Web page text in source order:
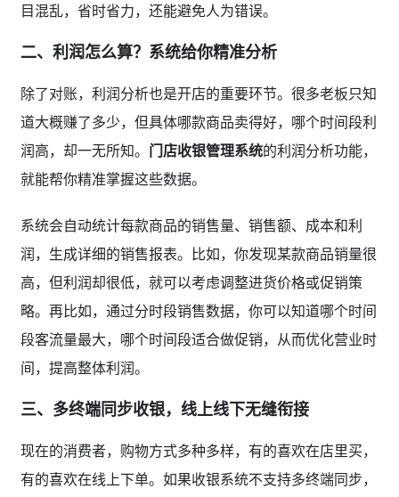
目混乱，省时省力，还能避免人为错误。
二、利润怎么算？系统给你精准分析
除了对账，利润分析也是开店的重要环节。很多老板只知
道大概赚了多少，但具体哪款商品卖得好，哪个时间段利
润高，却一无所知。 门店收银管理系统的利润分析功能，
就能帮你精准掌握这些数据。
系统会自动统计每款商品的销售量、销售额、成本和利
润，生成详细的销售报表。比如，你发现某款商品销量很
高，但利润却很低，就可以考虑调整进货价格或促销策
略。再比如，通过分时段销售数据，你可以知道哪个时间
段客流量最大，哪个时间段适合做促销，从而优化营业时
间，提高整体利润。
三、多终端同步收银，线上线下无缝衔接
现在的消费者，购物方式多种多样，有的喜欢在店里买，
有的喜欢在线上下单。如果收银系统不支持多终端同步，